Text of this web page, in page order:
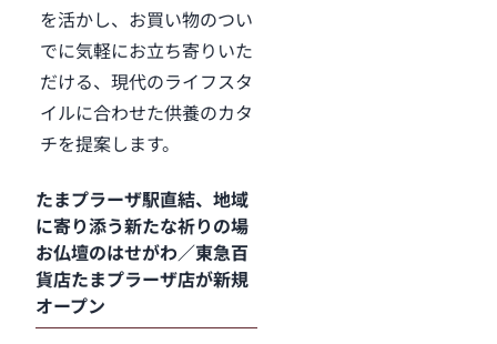
を活かし、お買い物のつい
でに気軽にお立ち寄りいた
だける、現代のライフスタ
イルに合わせた供養のカタ
チを提案します。
たまプラーザ駅直結、地域
に寄り添う新たな祈りの場
お仏壇のはせがわ／東急百
貨店たまプラーザ店が新規
オープン